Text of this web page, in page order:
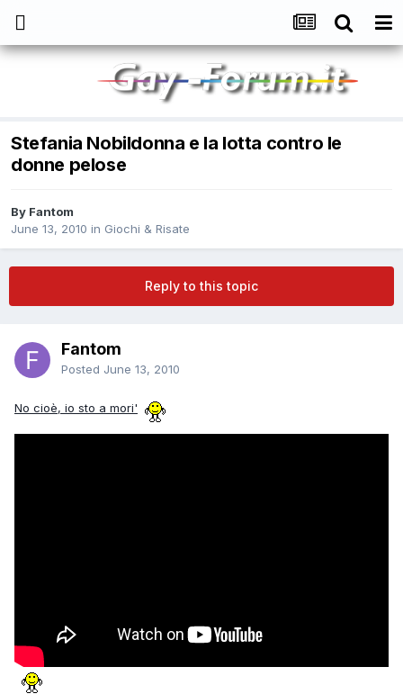
Stefania Nobildonna e la lotta contro le
donne pelose
By Fantom
June 13, 2010 in Giochi & Risate
Reply to this topic
Fantom
Posted June 13, 2010
No cioè, io sto a mori'